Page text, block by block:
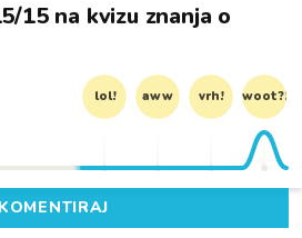
15 na kvizu znanja o
lol! aww vrh! woot?!
KOMENTIRAJ